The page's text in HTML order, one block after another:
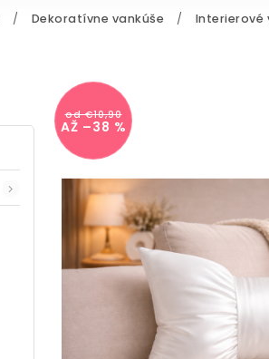
/ Dekoratívne vankúše / Interierové
od €10,90
AŽ –38 %